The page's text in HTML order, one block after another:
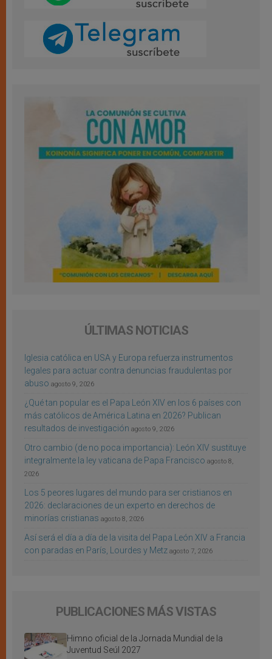
ÚLTIMAS NOTICIAS
Iglesia católica en USA y Europa refuerza instrumentos
legales para actuar contra denuncias fraudulentas por
abuso agosto 9, 2026
¿Qué tan popular es el Papa León XIV en los 6 países con
más católicos de América Latina en 2026? Publican
resultados de investigación agosto 9, 2026
Otro cambio (de no poca importancia): León XIV sustituye
integralmente la ley vaticana de Papa Francisco agosto 8,
2026
Los 5 peores lugares del mundo para ser cristianos en
2026: declaraciones de un experto en derechos de
minorías cristianas agosto 8, 2026
Así será el día a día de la visita del Papa León XIV a Francia
con paradas en París, Lourdes y Metz agosto 7, 2026
PUBLICACIONES MÁS VISTAS
Himno oficial de la Jornada Mundial de la
Juventud Seúl 2027